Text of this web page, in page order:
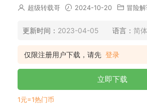
超级转载哥 2024-10-20 冒险
更新时间： 2023-04-05 语言： 简
仅限注册用户下载，请先 登录
立即下载
1元=1热门币